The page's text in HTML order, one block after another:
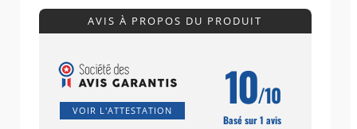
AVIS À PROPOS DU PRODUIT
VOIR L'ATTESTATION 10/10
Basé sur 1 avis